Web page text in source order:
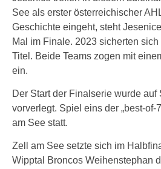
See als erster österreichischer
Geschichte eingeht, steht
Mal im Finale. 2023 sicherten
Titel. Beide Teams zogen mit
ein.
Der Start der Finalserie wurde auf
vorverlegt. Spiel eins der „best-of-
am See statt.
Zell am See setzte sich im
Wipptal Broncos Weihenstephan